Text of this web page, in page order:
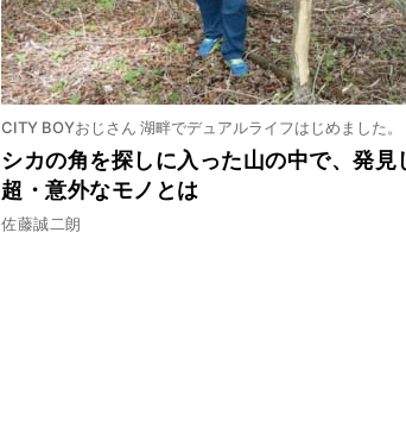
CITY BOYおじさん 湖畔でデュアルライフはじめました。
シカの角を探しに入った山の中で、発見
超・意外なモノとは
佐藤誠二朗